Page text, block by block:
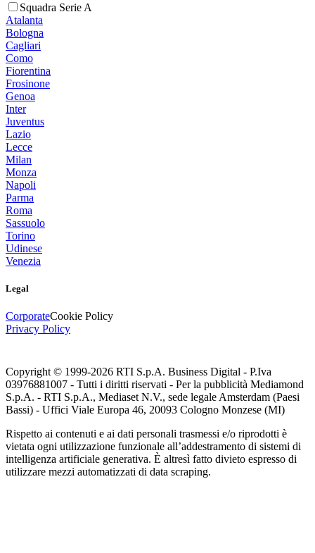
Squadra Serie A
Atalanta
Bologna
Cagliari
Como
Fiorentina
Frosinone
Genoa
Inter
Juventus
Lazio
Lecce
Milan
Monza
Napoli
Parma
Roma
Sassuolo
Torino
Udinese
Venezia
Legal
CorporateCookie Policy
Privacy Policy
Copyright © 1999-2026 RTI S.p.A. Business Digital - P.Iva
03976881007 - Tutti i diritti riservati - Per la pubblicità Mediamond
S.p.A. - RTI S.p.A., Mediaset N.V., sede legale Amsterdam (Paesi
Bassi) - Uffici Viale Europa 46, 20093 Cologno Monzese (MI)
Rispetto ai contenuti e ai dati personali trasmessi e/o riprodotti è
vietata ogni utilizzazione funzionale all’addestramento di sistemi di
intelligenza artificiale generativa. È altresì fatto divieto espresso di
utilizzare mezzi automatizzati di data scraping.